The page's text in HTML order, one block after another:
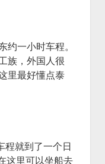
约一小时车程。
族，外国人很
里最好懂点泰
程就到了一个日
这里可以坐船去